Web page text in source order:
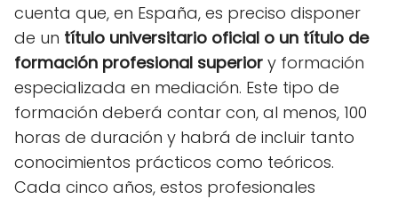
cuenta que, en España, es preciso disponer
de un título universitario oficial o un título de
formación profesional superior y formación
especializada en mediación. Este tipo de
formación deberá contar con, al menos, 100
horas de duración y habrá de incluir tanto
conocimientos prácticos como teóricos.
Cada cinco años, estos profesionales